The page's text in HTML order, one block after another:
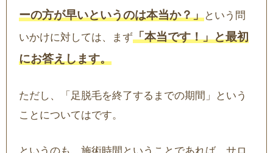
ーの方が早いというのは本当か？」という問
いかけに対しては、まず「本当です！」と最初
にお答えします。
ただし、「足脱毛を終了するまでの期間」という
ことについてはです。